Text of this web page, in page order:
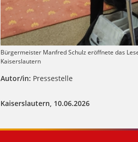
Bürgermeister Manfred Schulz eröffnete das
Kaiserslautern
Autor/in: Pressestelle
Kaiserslautern, 10.06.2026